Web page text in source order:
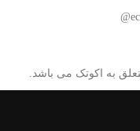
به اکوتک می باشد.